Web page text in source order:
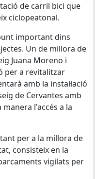
de carril bici que
ciclopeatonal.
important dins
Un de millora de
Juana Moreno i
per a revitalitzar
amb la instal·lació
de Cervantes amb
l'accés a la
per a la millora de
consisteix en la
vigilats per